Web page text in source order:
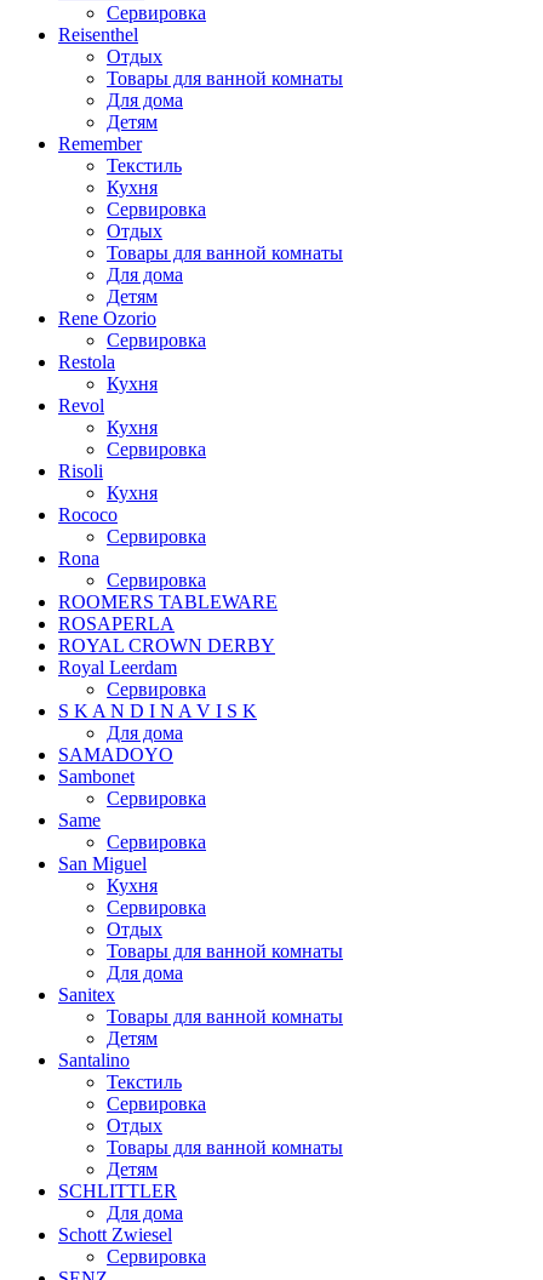
Сервировка
Reisenthel
Отдых
Товары для ванной комнаты
Для дома
Детям
Remember
Текстиль
Кухня
Сервировка
Отдых
Товары для ванной комнаты
Для дома
Детям
Rene Ozorio
Сервировка
Restola
Кухня
Revol
Кухня
Сервировка
Risoli
Кухня
Rococo
Сервировка
Rona
Сервировка
ROOMERS TABLEWARE
ROSAPERLA
ROYAL CROWN DERBY
Royal Leerdam
Сервировка
S K A N D I N A V I S K
Для дома
SAMADOYO
Sambonet
Сервировка
Same
Сервировка
San Miguel
Кухня
Сервировка
Отдых
Товары для ванной комнаты
Для дома
Sanitex
Товары для ванной комнаты
Детям
Santalino
Текстиль
Сервировка
Отдых
Товары для ванной комнаты
Детям
SCHLITTLER
Для дома
Schott Zwiesel
Сервировка